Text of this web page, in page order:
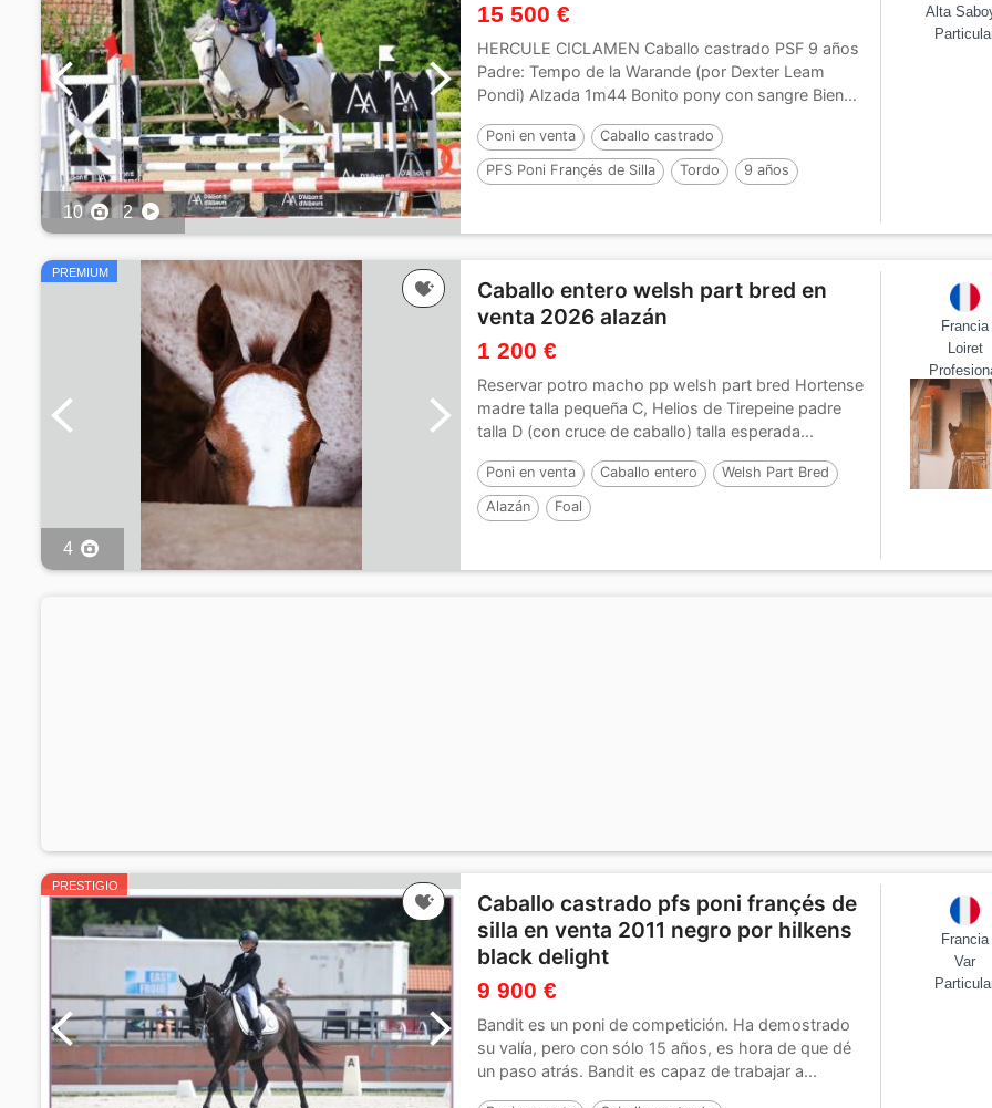
10 2
15 500 €
HERCULE CICLAMEN Caballo castrado PSF 9 años
Padre: Tempo de la Warande (por Dexter Leam
Pondi) Alzada 1m44 Bonito pony con sangre Bien...
Poni en venta Caballo castrado
PFS Poni Françés de Silla Tordo 9 años
Alta
PREMIUM
4
Caballo entero welsh part bred en
venta 2026 alazán
1 200 €
Reservar potro macho pp welsh part bred Hortense
madre talla pequeña C, Helios de Tirepeine padre
talla D (con cruce de caballo) talla esperada...
Poni en venta Caballo entero Welsh Part Bred
Alazán Foal
Francia
Loiret
PRESTIGIO
Caballo castrado pfs poni françés de
silla en venta 2011 negro por hilkens
black delight
9 900 €
Bandit es un poni de competición. Ha demostrado
su valía, pero con sólo 15 años, es hora de que dé
un paso atrás. Bandit es capaz de trabajar a...
Francia
Var